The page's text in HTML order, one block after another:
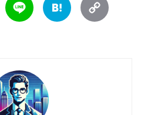
Facebook Line Hatena